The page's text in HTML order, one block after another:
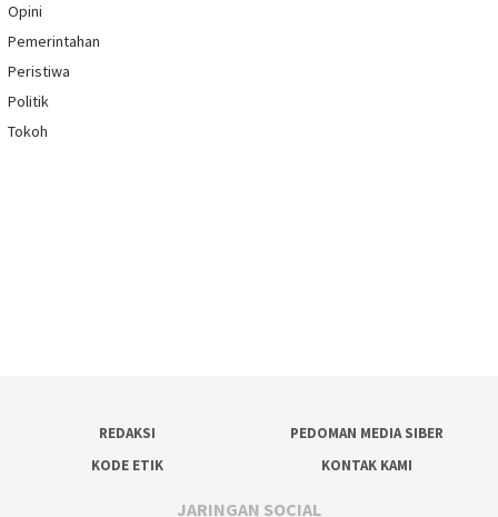
Opini
Pemerintahan
Peristiwa
Politik
Tokoh
REDAKSI
PEDOMAN MEDIA SIBER
KODE ETIK
KONTAK KAMI
JARINGAN SOCIAL